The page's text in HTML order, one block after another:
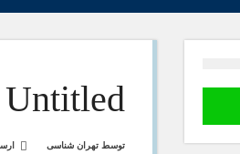
Untitled
توسط تهران شناسی